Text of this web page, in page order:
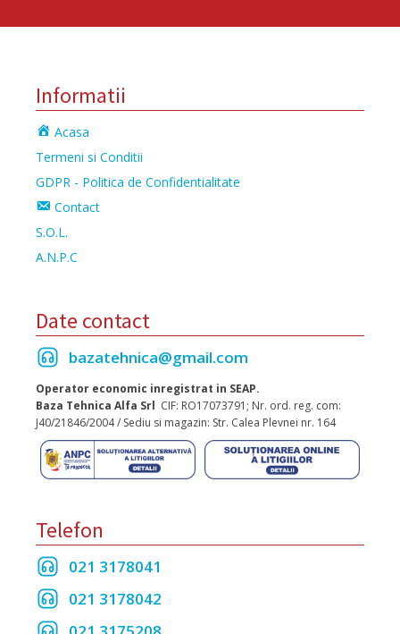
Informatii
Acasa
Termeni si Conditii
GDPR - Politica de Confidentialitate
Contact
S.O.L.
A.N.P.C
Date contact
bazatehnica@gmail.com
Operator economic inregistrat in SEAP.
Baza Tehnica Alfa Srl CIF: RO17073791; Nr. ord. reg. com:
J40/21846/2004 / Sediu si magazin: Str. Calea Plevnei nr. 164
Telefon
021 3178041
021 3178042